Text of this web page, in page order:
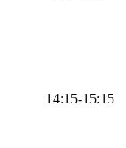
14:15-15:15